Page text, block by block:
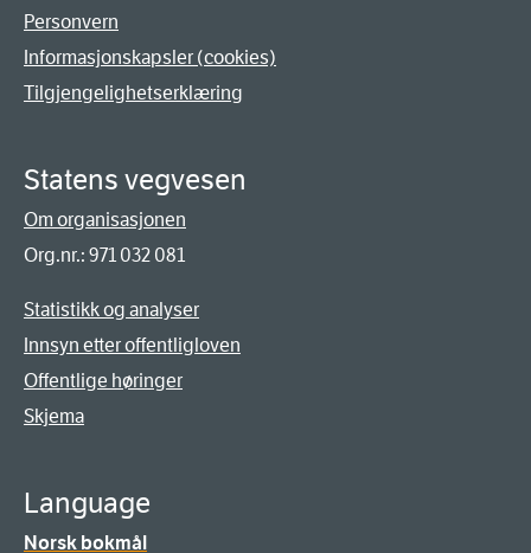
Personvern
Informasjonskapsler (cookies)
Tilgjengelighetserklæring
Statens vegvesen
Om organisasjonen
Org.nr.: 971 032 081
Statistikk og analyser
Innsyn etter offentligloven
Offentlige høringer
Skjema
Language
Norsk bokmål